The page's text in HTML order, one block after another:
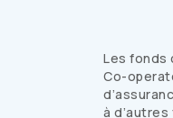
Les fonds
Co-
à